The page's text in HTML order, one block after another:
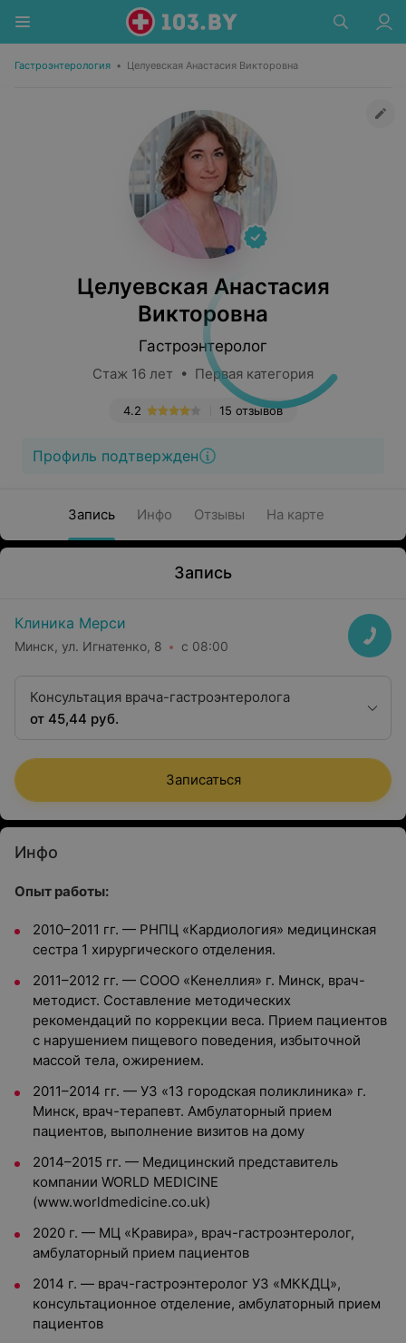
Гастроэнтерология • Целуевская Анастасия Викторовна
Целуевская Анастасия
Викторовна
Гастроэнтеролог
Стаж 16 лет • Первая категория
15 отзывов
4.2
Профиль подтвержден
Запись Инфо Отзывы На карте
Запись
Клиника Мерси
Минск, ул. Игнатенко, 8 с 08:00
Консультация врача-гастроэнтеролога
от 45,44 руб.
Записаться
Инфо
Опыт работы:
2010–2011 гг. — РНПЦ «Кардиология» медицинская
сестра 1 хирургического отделения.
2011–2012 гг. — СООО «Кенеллия» г. Минск, врач-
методист. Составление методических
рекомендаций по коррекции веса. Прием пациентов
с нарушением пищевого поведения, избыточной
массой тела, ожирением.
2011–2014 гг. — УЗ «13 городская поликлиника» г.
Минск, врач-терапевт. Амбулаторный прием
пациентов, выполнение визитов на дому
2014–2015 гг. — Медицинский представитель
компании WORLD MEDICINE
(www.worldmedicine.co.uk)
2020 г. — МЦ «Кравира», врач-гастроэнтеролог,
амбулаторный прием пациентов
2014 г. — врач-гастроэнтеролог УЗ «МККДЦ»,
консультационное отделение, амбулаторный прием
пациентов